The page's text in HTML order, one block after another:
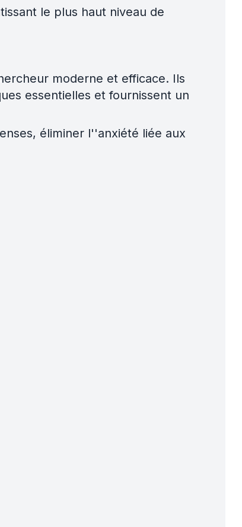
le plus haut niveau de
moderne et efficace. Ils
essentielles et fournissent un
éliminer l''anxiété liée aux